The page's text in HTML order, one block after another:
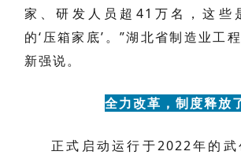
家、研发人员超41万名，这些
的‘压箱家底’。”湖北省制造业工
新强说。
全力改革，制度释放
正式启动运行于2022年的武